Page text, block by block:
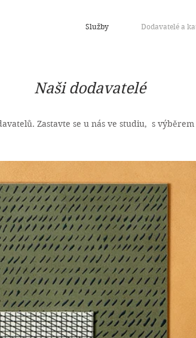
Služby Dodavatelé a
Naši dodavatelé
Zastavte se u nás ve studiu, s